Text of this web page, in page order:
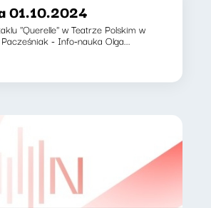
01.10.2024
''Querelle'' w Teatrze Polskim w
- Info-nauka Olga...